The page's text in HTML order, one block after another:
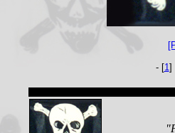
- [1]